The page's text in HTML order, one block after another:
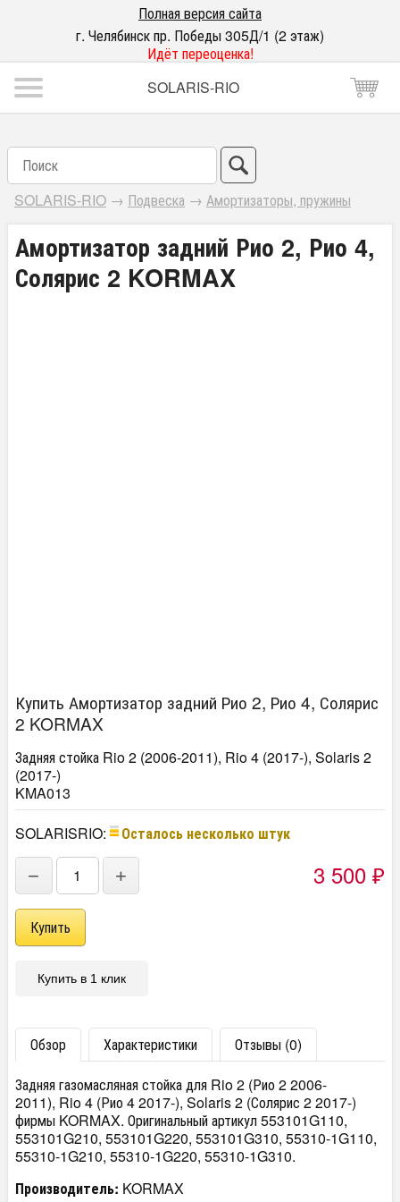
Полная версия сайта
г. Челябинск пр. Победы 305Д/1 (2 этаж)
Идёт переоценка!
SOLARIS-RIO
SOLARIS-RIO → Подвеска → Амортизаторы, пружины
Амортизатор задний Рио 2, Рио 4,
Солярис 2 KORMAX
Купить Амортизатор задний Рио 2, Рио 4, Солярис
2 KORMAX
Задняя стойка Rio 2 (2006-2011), Rio 4 (2017-), Solaris 2
(2017-)
KMA013
SOLARISRIO:
Осталось несколько штук
− + 3 500 ₽
Купить в 1 клик
Обзор Характеристики
Отзывы (0)
Задняя газомасляная стойка для Rio 2 (Рио 2 2006-
2011), Rio 4 (Рио 4 2017-), Solaris 2 (Солярис 2 2017-)
фирмы KORMAX. Оригинальный артикул 553101G110,
553101G210, 553101G220, 553101G310, 55310-1G110,
55310-1G210, 55310-1G220, 55310-1G310.
Производитель: KORMAX